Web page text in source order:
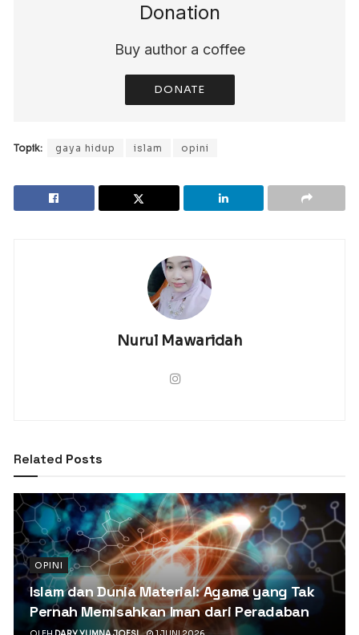
Donation
Buy author a coffee
DONATE
Topik: gaya hidup islam opini
Nurul Mawaridah
Related Posts
OPINI
Islam dan Dunia Material: Agama yang Tak
Pernah Memisahkan Iman dari Peradaban